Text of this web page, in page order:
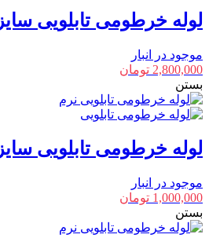
لوله خرطومی تابلویی سایز 60
موجود در انبار
2,800,000 تومان
بستن
لوله خرطومی تابلویی سایز 25
موجود در انبار
1,000,000 تومان
بستن